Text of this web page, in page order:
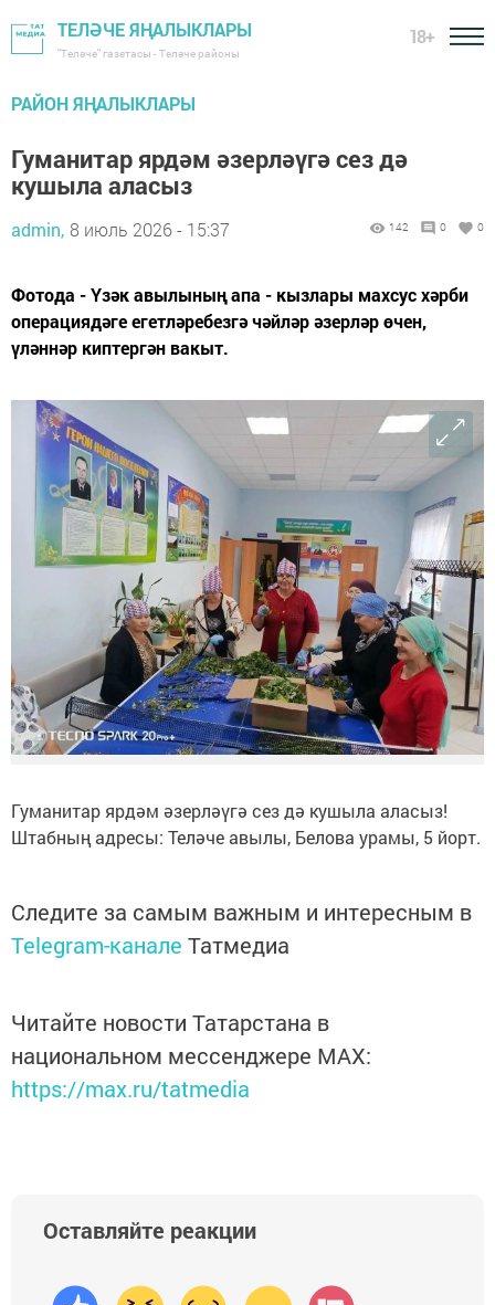
ТЕЛӘЧЕ ЯҢАЛЫКЛАРЫ
"Теләче" газетасы - Теләче районы
18+
РАЙОН ЯҢАЛЫКЛАРЫ
Гуманитар ярдәм әзерләүгә сез дә
кушыла аласыз
admin, 8 июль 2026 - 15:37 142 0 0
Фотода - Үзәк авылының апа - кызлары махсус хәрби
операциядәге егетләребезгә чәйләр әзерләр өчен,
үләннәр киптергән вакыт.
Гуманитар ярдәм әзерләүгә сез дә кушыла аласыз!
Штабның адресы: Теләче авылы, Белова урамы, 5 йорт.
Следите за самым важным и интересным в
Telegram-канале Татмедиа
Читайте новости Татарстана в
национальном мессенджере MАХ:
https://max.ru/tatmedia
Оставляйте реакции